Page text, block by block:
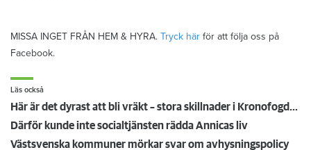
MISSA INGET FRÅN HEM & HYRA. Tryck här för att följa oss på
Facebook.
Läs också
Här är det dyrast att bli vräkt – stora skillnader i Kronofogdens flyttnota: "Orimligt!"
Därför kunde inte socialtjänsten rädda Annicas liv
Västsvenska kommuner mörkar svar om avhysningspolicy